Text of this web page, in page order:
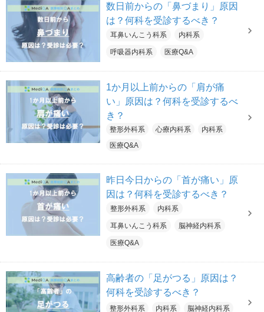
数日前からの「鼻づまり」原因
は？何科を受診するべき？
耳鼻いんこう科系 内科系
呼吸器内科系 医療Q&A
1か月以上前からの「肩が痛
い」原因は？何科を受診するべ
き？
整形外科系 心療内科系
内科系
医療Q&A
昨日今日からの「首が痛い」原
因は？何科を受診するべき？
整形外科系 内科系
耳鼻いんこう科系 脳神経内科系
医療Q&A
高齢者の「足がつる」原因は？
何科を受診するべき？
整形外科系 内科系 脳神経内科系